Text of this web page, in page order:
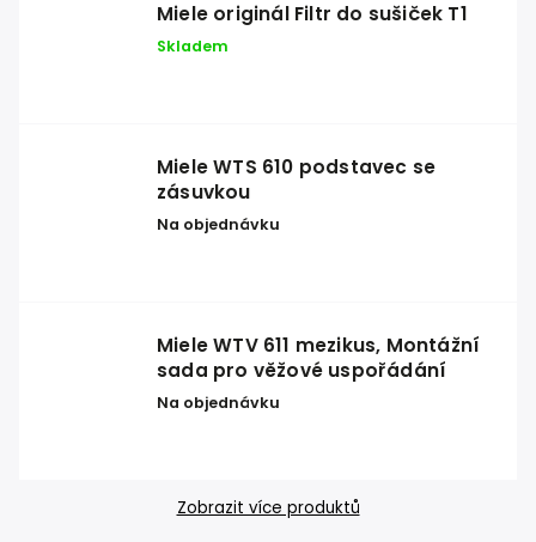
Miele originál Filtr do sušiček T1
Skladem
Miele WTS 610 podstavec se
zásuvkou
Na objednávku
Miele WTV 611 mezikus, Montážní
sada pro věžové uspořádání
Na objednávku
Zobrazit více produktů